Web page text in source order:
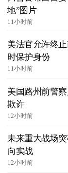
地”图片
11小时前
美法官允许终
时保护身份
11小时前
美国路州前警
欺诈
12小时前
未来重大战场
向实战
12小时前